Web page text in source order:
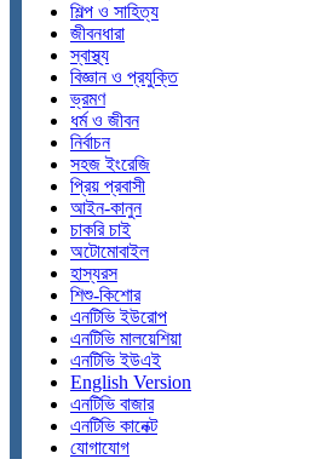
শিল্প ও সাহিত্য
জীবনধারা
স্বাস্থ্য
বিজ্ঞান ও প্রযুক্তি
ভ্রমণ
ধর্ম ও জীবন
নির্বাচন
সহজ ইংরেজি
প্রিয় প্রবাসী
আইন-কানুন
চাকরি চাই
অটোমোবাইল
হাস্যরস
শিশু-কিশোর
এনটিভি ইউরোপ
এনটিভি মালয়েশিয়া
এনটিভি ইউএই
English Version
এনটিভি বাজার
এনটিভি কানেক্ট
যোগাযোগ